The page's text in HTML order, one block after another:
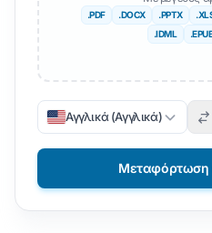
.PDF .DOCX .PPTX
.IDML
Αγγλικά (Αγγλικά)
Μεταφόρτωση